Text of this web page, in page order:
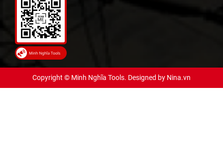
Copyright © Minh Nghĩa Tools. Designed by Nina.vn